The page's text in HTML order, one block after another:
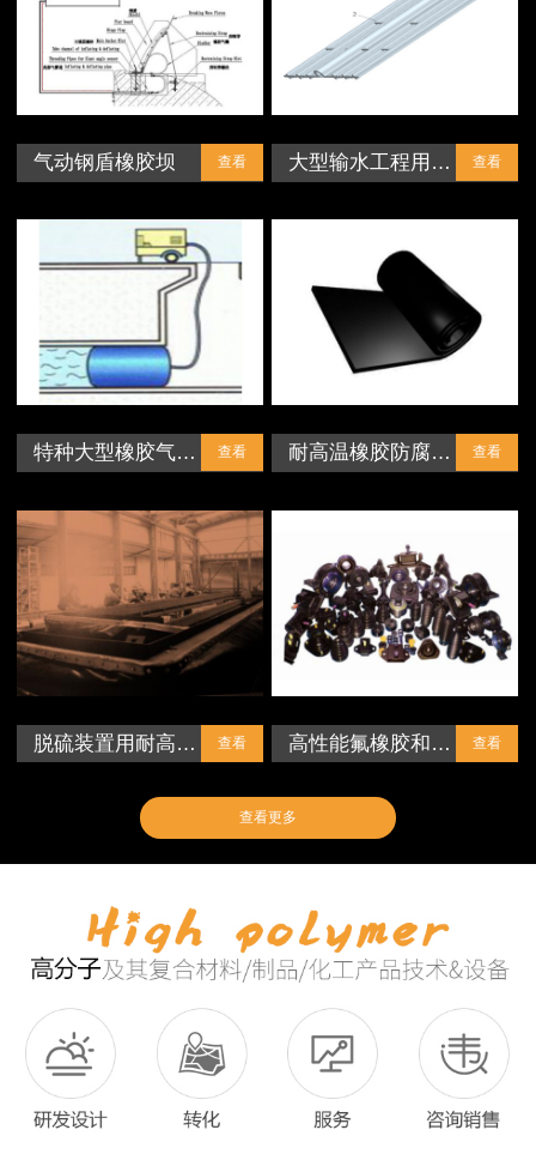
气动钢盾橡胶坝 查看 大型输水工程用… 查看
特种大型橡胶气… 查看 耐高温橡胶防腐… 查看
脱硫装置用耐高… 查看 高性能氟橡胶和… 查看
查看更多